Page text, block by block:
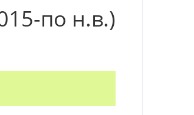
по н.в.)